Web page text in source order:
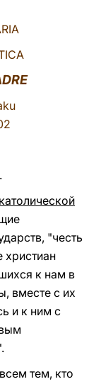
LATINE
католической
"честь
христиан
к нам в
вместе с их
и к ним с
тем, кто